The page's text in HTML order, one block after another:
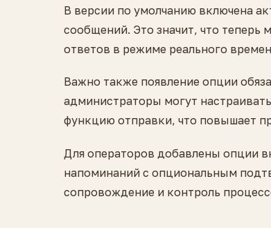
В версии по умолчанию включена
сообщений. Это значит, что теперь
ответов в режиме реального
Важно также появление опции
администраторы могут
функцию отправки, что повышает
Для операторов добавлены опции
напоминаний с опциональным
сопровождение и контроль